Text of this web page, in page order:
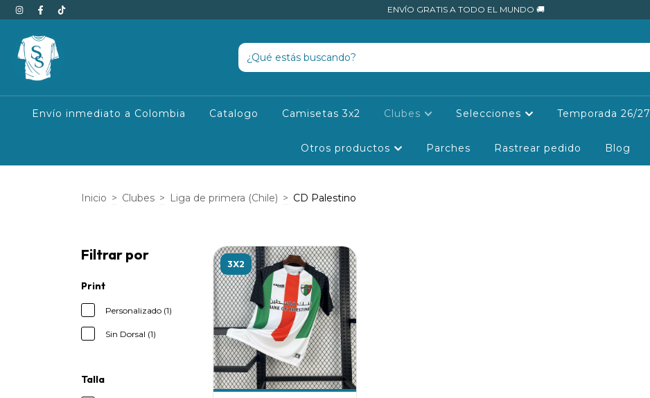
ENVÍO GRATIS A TODO EL MUNDO 🚚
Envío inmediato a Colombia Catalogo Camisetas 3x2 Clubes Selecciones Temporada 26/27
Otros productos Parches Rastrear pedido Blog
Inicio > Clubes > Liga de primera (Chile) > CD Palestino
Filtrar por
Print
Personalizado (1)
Sin Dorsal (1)
Talla
3X2